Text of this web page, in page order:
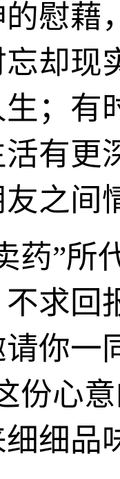
慰藉
却现
；有
有更
之间
药”
求回
你一
份心
细品